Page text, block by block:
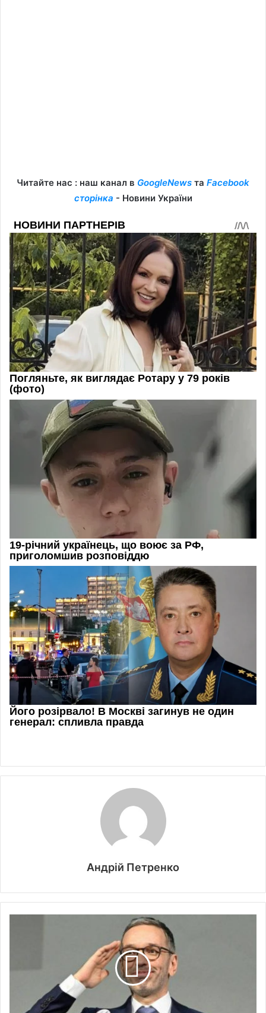
Читайте нас : наш канал в GoogleNews та Facebook
сторінка - Новини України
Андрій Петренко